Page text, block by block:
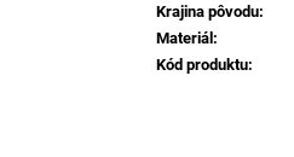
Krajina pôvodu:
Materiál:
Kód produktu: